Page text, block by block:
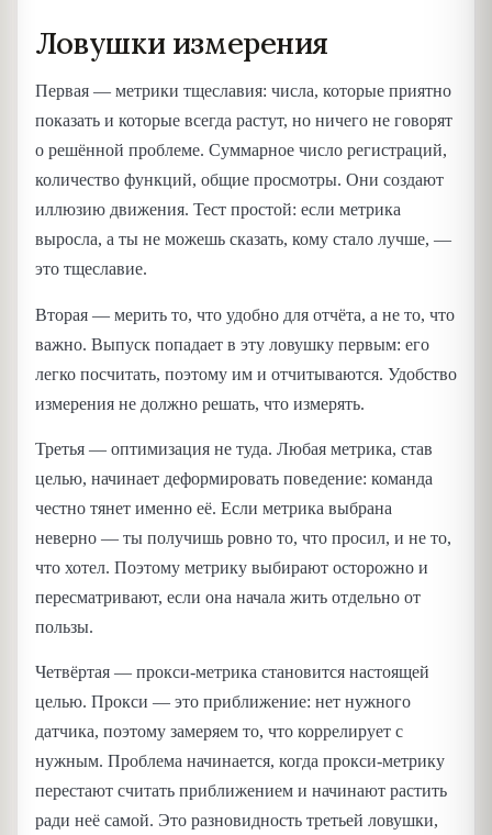
Ловушки измерения
Первая — метрики тщеславия: числа, которые приятно
показать и которые всегда растут, но ничего не говорят
о решённой проблеме. Суммарное число регистраций,
количество функций, общие просмотры. Они создают
иллюзию движения. Тест простой: если метрика
выросла, а ты не можешь сказать, кому стало лучше, —
это тщеславие.
Вторая — мерить то, что удобно для отчёта, а не то, что
важно. Выпуск попадает в эту ловушку первым: его
легко посчитать, поэтому им и отчитываются. Удобство
измерения не должно решать, что измерять.
Третья — оптимизация не туда. Любая метрика, став
целью, начинает деформировать поведение: команда
честно тянет именно её. Если метрика выбрана
неверно — ты получишь ровно то, что просил, и не то,
что хотел. Поэтому метрику выбирают осторожно и
пересматривают, если она начала жить отдельно от
пользы.
Четвёртая — прокси-метрика становится настоящей
целью. Прокси — это приближение: нет нужного
датчика, поэтому замеряем то, что коррелирует с
нужным. Проблема начинается, когда прокси-метрику
перестают считать приближением и начинают растить
ради неё самой. Это разновидность третьей ловушки,